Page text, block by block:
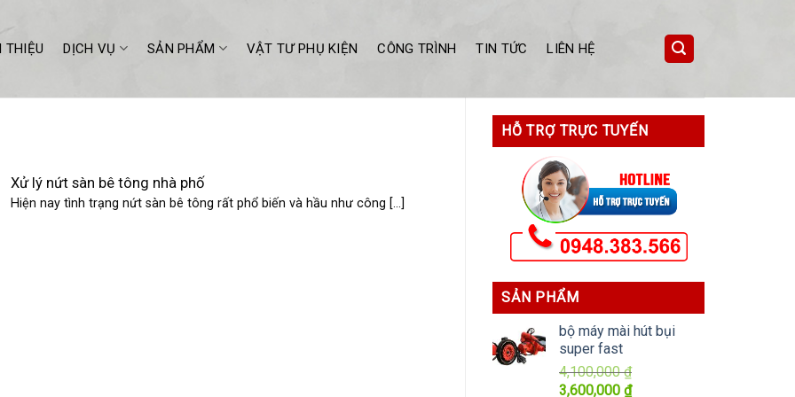
THIỆU DỊCH VỤ SẢN PHẨM VẬT TƯ PHỤ KIỆN CÔNG TRÌNH TIN TỨC LIÊN HỆ
Xử lý nứt sàn bê tông nhà phố
Hiện nay tình trạng nứt sàn bê tông rất phổ biến và hầu như công [...]
HỖ TRỢ TRỰC TUYẾN
SẢN PHẨM
bộ máy mài hút bụi
super fast
4,100,000₫
Giá
3,600,000 ₫Giá